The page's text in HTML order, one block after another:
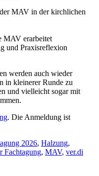
MAV in der kirchlichen
MAV erarbeitet
und Praxisreflexion
werden auch wieder
in kleinerer Runde zu
und vielleicht sogar mit
. Die Anmeldung ist
2026, Halzung,
Fachtagung, MAV, ver.di